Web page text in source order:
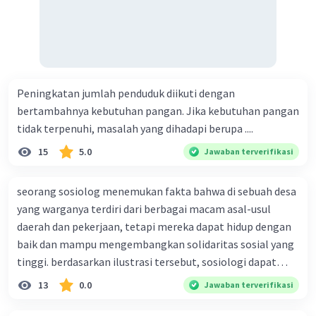
korologi.
Beri Rating·0.0(0 ) Balas
Peningkatan jumlah penduduk diikuti dengan
bertambahnya kebutuhan pangan. Jika kebutuhan pangan
tidak terpenuhi, masalah yang dihadapi berupa ....
15 5.0 Jawaban terverifikasi
seorang sosiolog menemukan fakta bahwa di sebuah desa
yang warganya terdiri dari berbagai macam asal-usul
daerah dan pekerjaan, tetapi mereka dapat hidup dengan
baik dan mampu mengembangkan solidaritas sosial yang
tinggi. berdasarkan ilustrasi tersebut, sosiologi dapat
berfungsi sebagai ilmu yang ....
13 0.0 Jawaban terverifikasi